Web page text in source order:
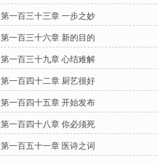
第一百三十三章 一步之妙
第一百三十六章 新的目的
第一百三十九章 心结难解
第一百四十二章 厨艺很好
第一百四十五章 开始发布
第一百四十八章 你必须死
第一百五十一章 医诗之词